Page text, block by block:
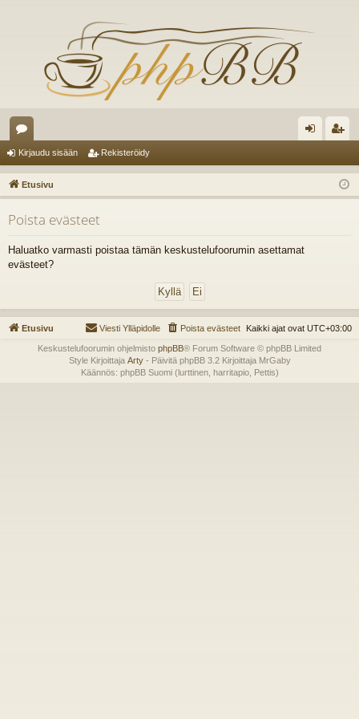
es
ku
st
el
ua
t
au
du
ist
er
Kirjaudu sisään Rekisteröidy
Etusivu
Poista evästeet
Haluatko varmasti poistaa tämän keskustelufoorumin asettamat
evästeet?
Etusivu Kaikki ajat ovat UTC+03:00
Poista evästeet
Viesti Ylläpidolle
Keskustelufoorumin ohjelmisto phpBB® Forum Software © phpBB Limited
Style Kirjoittaja Arty- Päivitä phpBB 3.2 Kirjoittaja MrGaby
Käännös: phpBB Suomi (lurttinen, harritapio, Pettis)